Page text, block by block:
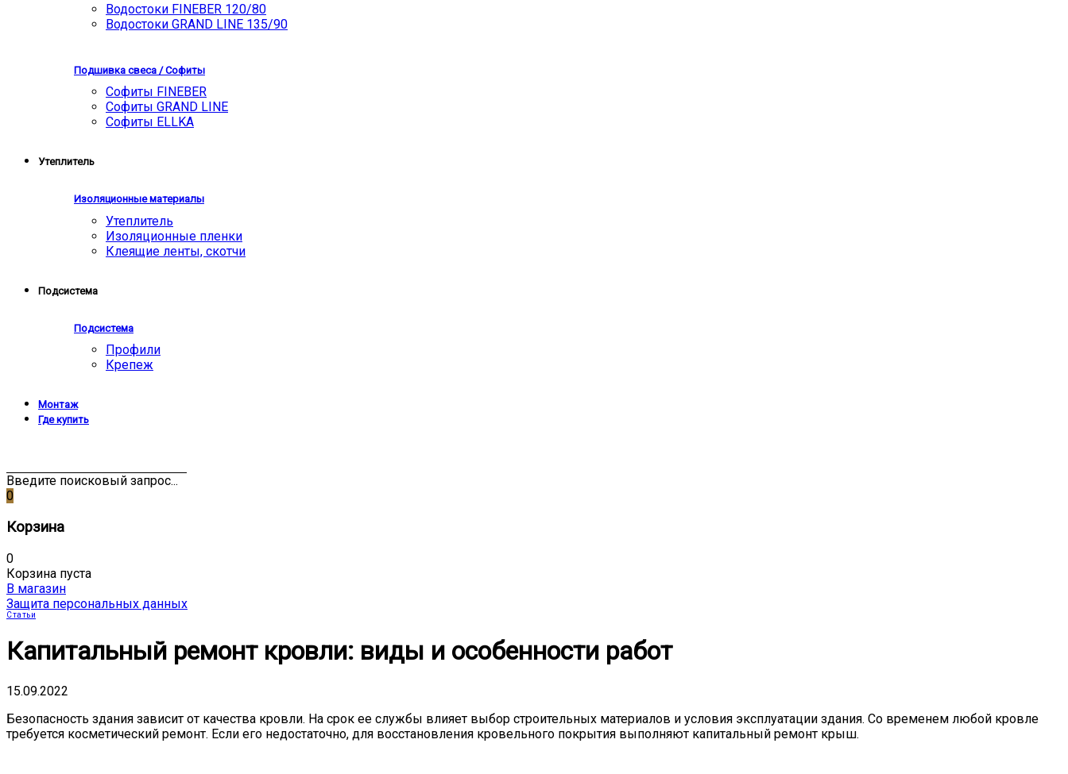
Водостоки FINEBER 120/80
Водостоки GRAND LINE 135/90
Подшивка свеса / Софиты
Софиты FINEBER
Софиты GRAND LINE
Софиты ELLKA
Утеплитель
Изоляционные материалы
Утеплитель
Изоляционные пленки
Клеящие ленты, скотчи
Подсистема
Подсистема
Профили
Крепеж
Монтаж
Где купить
Введите поисковый запрос...
0
Корзина
0
Корзина пуста
В магазин
Защита персональных данных
Статьи
Капитальный ремонт кровли: виды и особенности работ
15.09.2022
Безопасность здания зависит от качества кровли. На срок ее службы влияет выбор строительных материалов и условия эксплуатации здания. Со временем любой кровле
требуется косметический ремонт. Если его недостаточно, для восстановления кровельного покрытия выполняют капитальный ремонт крыш.